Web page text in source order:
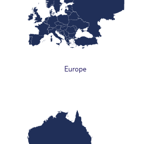
Europe